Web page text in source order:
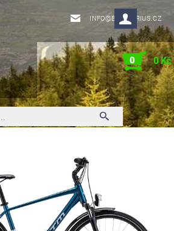
INFO@BIROTARIUS.CZ
0 0 Kč